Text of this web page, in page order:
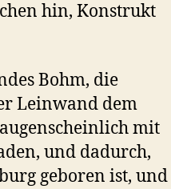
hin, Konstrukt
Bohm, die
Leinwand dem
mit
und dadurch,
geboren ist, und